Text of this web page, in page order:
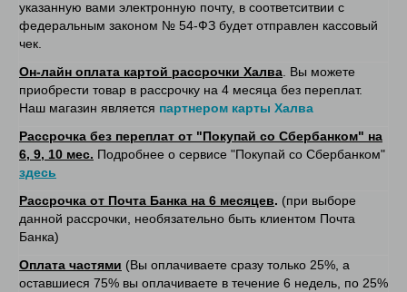
указанную вами электронную почту, в соответситвии с
федеральным законом № 54-ФЗ будет отправлен кассовый
чек.
Он-лайн оплата картой рассрочки Халва . Вы можете
приобрести товар в рассрочку на 4 месяца без переплат.
Наш магазин является партнером карты Халва
Рассрочка без переплат от "Покупай со Сбербанком" на
6, 9, 10 мес. Подробнее о сервисе "Покупай со Сбербанком"
здесь
Рассрочка от Почта Банка на 6 месяцев. (при выборе
данной рассрочки, необязательно быть клиентом Почта
Банка)
Оплата частями (Вы оплачиваете сразу только 25%, а
оставшиеся 75% вы оплачиваете в течение 6 недель, по 25%